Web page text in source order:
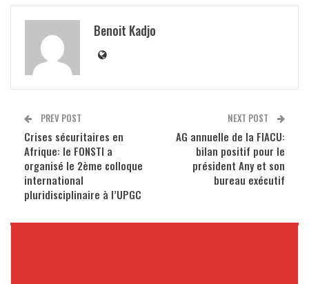
Benoit Kadjo
PREV POST
Crises sécuritaires en
Afrique: le FONSTI a
organisé le 2ème colloque
international
pluridisciplinaire à l’UPGC
NEXT POST
AG annuelle de la FIACU:
bilan positif pour le
président Any et son
bureau exécutif